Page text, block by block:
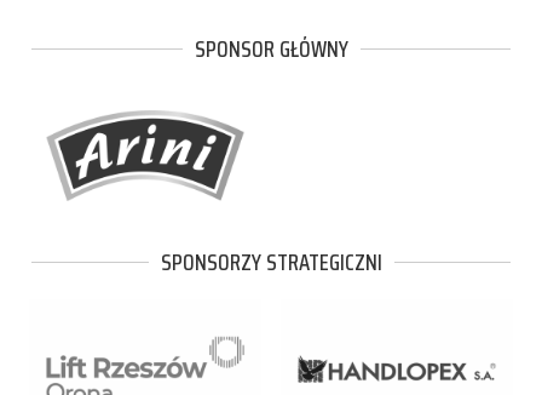
SPONSOR GŁÓWNY
SPONSORZY STRATEGICZNI